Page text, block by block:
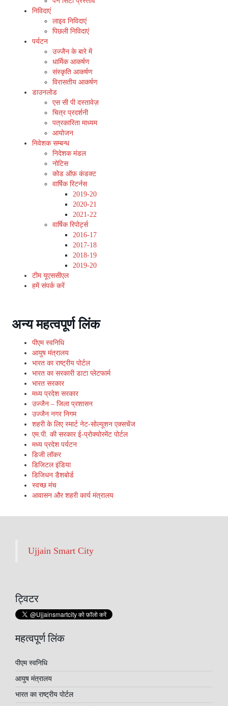
निविदाएं
लाइव निविदाएं
पिछली निविदाएं
पर्यटन
उज्जैन के बारे में
धार्मिक आकर्षण
संस्कृति आकर्षण
विरासतीय आकर्षण
डाउनलोड
एस सी पी दस्तावेज़
चित्र प्रदर्शनी
पत्रकारिता माध्यम
आयोजन
निवेशक सम्बन्ध
निदेशक मंडल
नोटिस
कोड ऑफ़ कंडक्ट
वार्षिक रिटर्नस
2019-20
2020-21
2021-22
वार्षिक रिपोर्ट्स
2016-17
2017-18
2018-19
2019-20
टीम यूएससीएल
हमें संपर्क करें
अन्य महत्वपूर्ण लिंक
पीएम स्वनिधि
आयुष मंत्रालय
भारत का राष्ट्रीय पोर्टल
भारत का सरकारी डाटा प्लेटफार्म
भारत सरकार
मध्य प्रदेश सरकार
उज्जैन – जिला प्रशासन
उज्जैन नगर निगम
शहरी के लिए स्मार्ट नेट-सोल्यूशन एक्सचेंज
एम.पी. की सरकार ई-प्रोक्योरमेंट पोर्टल
मध्य प्रदेश पर्यटन
डिजी लॉकर
डिजिटल इंडिया
डिजिधन डैशबोर्ड
स्वच्छ मंच
आवासन और शहरी कार्य मंत्रालय
Ujjain Smart City
ट्विटर
महत्वपूर्ण लिंक
पीएम स्वनिधि
आयुष मंत्रालय
भारत का राष्ट्रीय पोर्टल